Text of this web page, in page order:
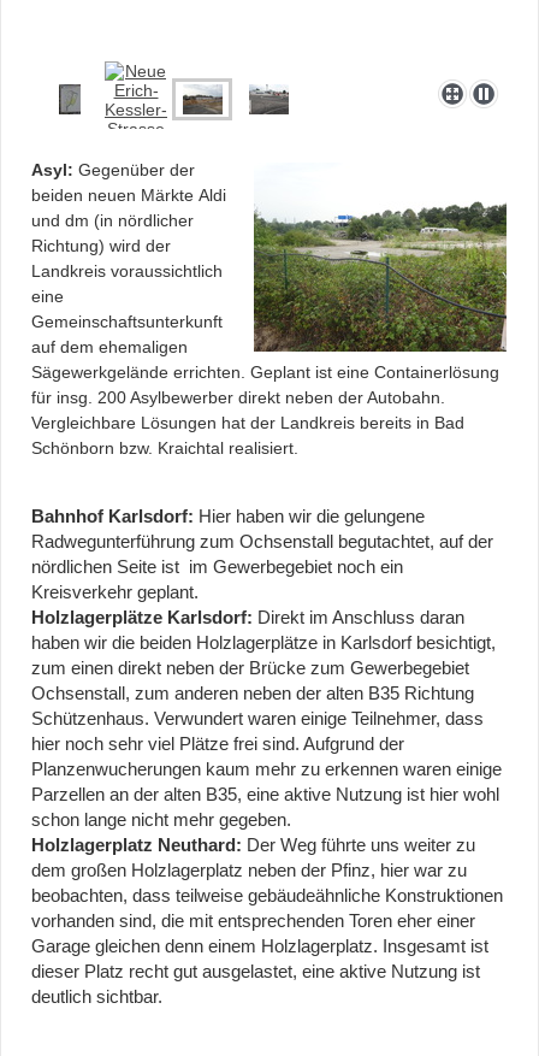
Asyl: Gegenüber der
beiden neuen Märkte Aldi
und dm (in nördlicher
Richtung) wird der
Landkreis voraussichtlich
eine
Gemeinschaftsunterkunft
auf dem ehemaligen
Sägewerkgelände errichten. Geplant ist eine Containerlösung
für insg. 200 Asylbewerber direkt neben der Autobahn.
Vergleichbare Lösungen hat der Landkreis bereits in Bad
Schönborn bzw. Kraichtal realisiert.
Bahnhof Karlsdorf: Hier haben wir die gelungene
Radwegunterführung zum Ochsenstall begutachtet, auf der
nördlichen Seite ist im Gewerbegebiet noch ein
Kreisverkehr geplant.
Holzlagerplätze Karlsdorf: Direkt im Anschluss daran
haben wir die beiden Holzlagerplätze in Karlsdorf besichtigt,
zum einen direkt neben der Brücke zum Gewerbegebiet
Ochsenstall, zum anderen neben der alten B35 Richtung
Schützenhaus. Verwundert waren einige Teilnehmer, dass
hier noch sehr viel Plätze frei sind. Aufgrund der
Planzenwucherungen kaum mehr zu erkennen waren einige
Parzellen an der alten B35, eine aktive Nutzung ist hier wohl
schon lange nicht mehr gegeben.
Holzlagerplatz Neuthard: Der Weg führte uns weiter zu
dem großen Holzlagerplatz neben der Pfinz, hier war zu
beobachten, dass teilweise gebäudeähnliche Konstruktionen
vorhanden sind, die mit entsprechenden Toren eher einer
Garage gleichen denn einem Holzlagerplatz. Insgesamt ist
dieser Platz recht gut ausgelastet, eine aktive Nutzung ist
deutlich sichtbar.